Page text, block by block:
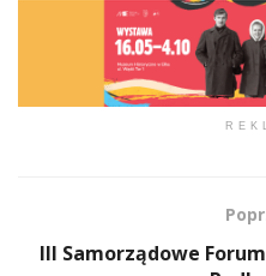
III Samorządowe